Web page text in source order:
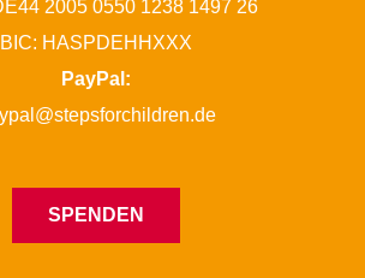
2005 0550 1238 1497 26
BIC: HASPDEHHXXX
PayPal:
SPENDEN